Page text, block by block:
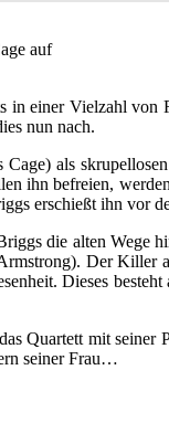
auf
in einer Vielzahl von
nun nach.
als
ihn befreien,
erschießt ihn vor
die alten Wege
Der
Dieses
Quartett mit
seiner Frau…